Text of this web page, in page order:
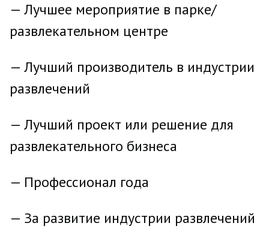
— Лучшее мероприятие в парке/
развлекательном центре
— Лучший производитель в индустрии
развлечений
— Лучший проект или решение для
развлекательного бизнеса
— Профессионал года
— За развитие индустрии развлечений